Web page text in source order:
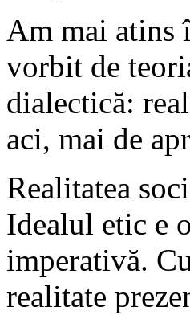
Am mai atins
vorbit de
dialectică:
aci, mai de
Realitatea
Idealul etic e
imperativă.
realitate